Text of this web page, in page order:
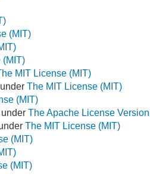
(MIT)
(MIT)
MIT License (MIT)
underThe MIT License (MIT)
(MIT)
underThe Apache License
The MIT License (MIT)
(MIT)
(MIT)